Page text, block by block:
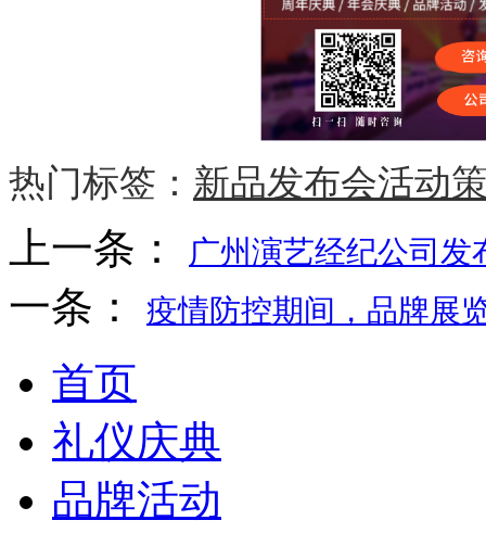
热门标签： 新品发布会活动
上一条： 广州演艺经纪公司发
一条： 疫情防控期间，品牌展
首页
礼仪庆典
品牌活动